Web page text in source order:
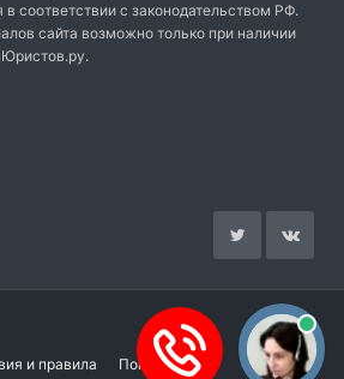
соответствии с законодательством РФ.
сайта возможно только при наличии
и правила Помощь